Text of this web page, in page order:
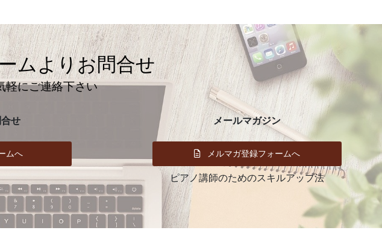
ムよりお問合せ
軽にご連絡下さい
せ
ムへ
メールマガジン
メルマガ登録フォームへ
ピアノ講師のためのスキルアップ法